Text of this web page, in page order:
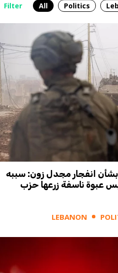
Filter All Politics
بشأن انفجار مجدل زون: سببه
عبوة ناسفة زرعها حزب
LEBANON